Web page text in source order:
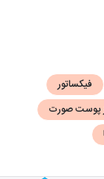
فیکساتور
پوست صورت